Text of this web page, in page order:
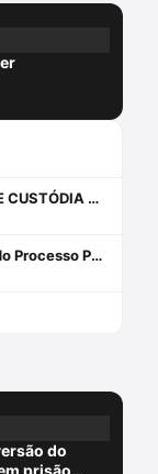
#47 STF RECLAMAÇÃO E AUDIÊNCIA DE CUSTÓDIA COM EDUARDO NEWTON
Players - OficIA - A Leitura Estratégica do Processo Penal com Alexandre Morais da Rosa
do